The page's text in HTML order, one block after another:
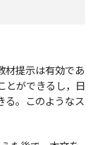
材提示は有効であ
とができるし，日
る。このようなス